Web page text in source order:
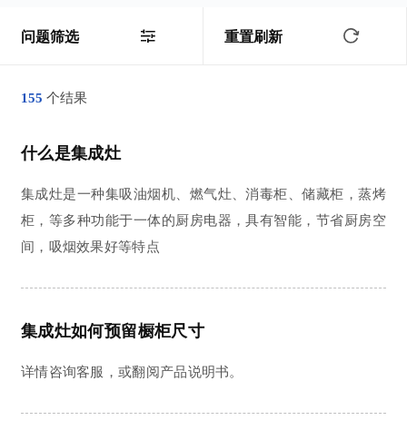
问题筛选 重置刷新
155 个结果
什么是集成灶
集成灶是一种集吸油烟机、燃气灶、消毒柜、储藏柜，蒸烤
柜，等多种功能于一体的厨房电器，具有智能，节省厨房空
间，吸烟效果好等特点
集成灶如何预留橱柜尺寸
详情咨询客服，或翻阅产品说明书。